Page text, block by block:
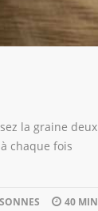
la graine deux
chaque fois
40 MIN